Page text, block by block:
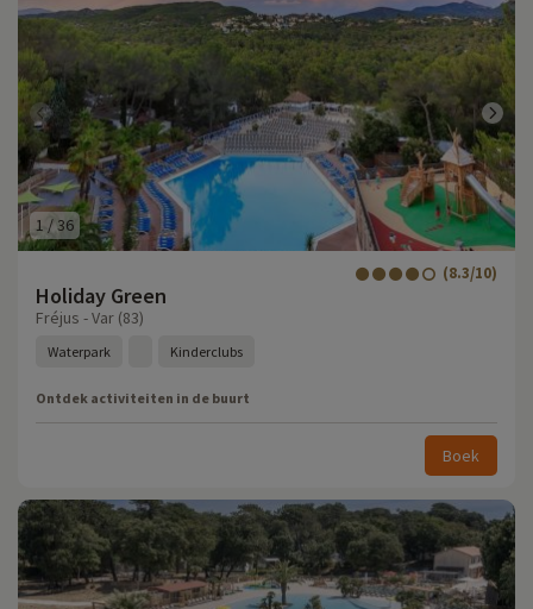
1 /36
Holiday Green
(8.3/10)
Fréjus - Var (83)
Waterpark Kinderclubs
Ontdek activiteiten in de buurt
Boek